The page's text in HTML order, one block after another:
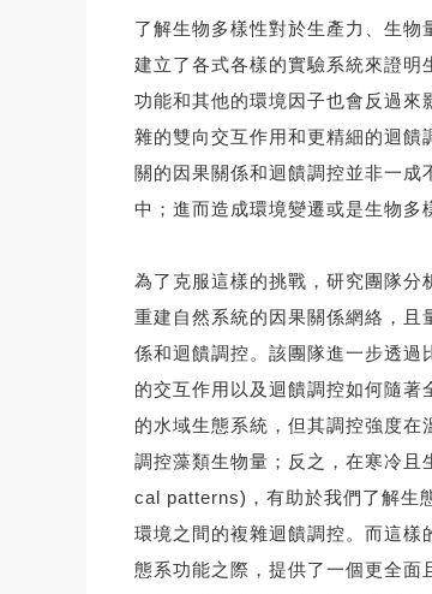
了解生物多樣性對於生產力、生
建立了各式各樣的實驗系統來證明
功能和其他的環境因子也會反過來
雜的雙向交互作用和更精細的迴
關的因果關係和迴饋調控並非一
中；進而造成環境變遷或是生物多
為了克服這樣的挑戰，研究團隊
重建自然系統的因果關係網絡，
係和迴饋調控。該團隊進一步透
的交互作用以及迴饋調控如何隨
的水域生態系統，但其調控強度
調控藻類生物量；反之，在寒冷
cal patterns)，有助於我們了解生
環境之間的複雜迴饋調控。而這樣
態系功能之際，提供了一個更全面